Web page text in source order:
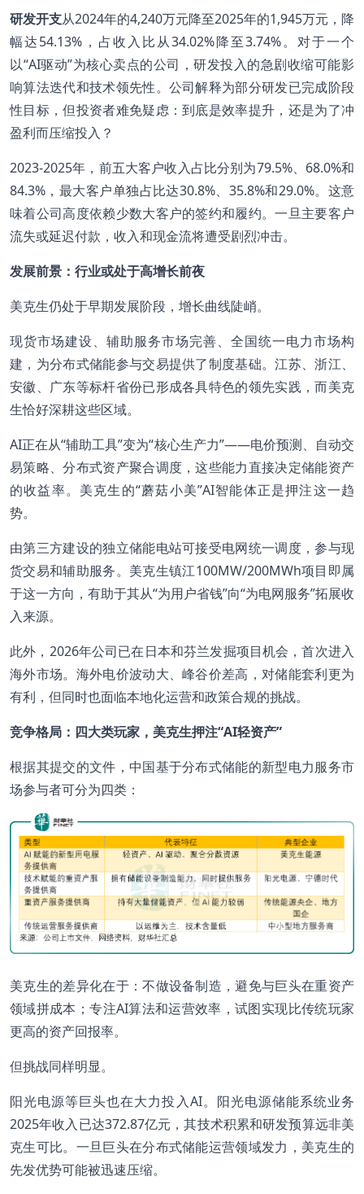
研发开支从2024年的4,240万元降至2025年的1,945万元，降
幅达54.13%，占收入比从34.02%降至3.74%。对于一个
以“AI驱动”为核心卖点的公司，研发投入的急剧收缩可能影
响算法迭代和技术领先性。公司解释为部分研发已完成阶段
性目标，但投资者难免疑虑：到底是效率提升，还是为了冲
盈利而压缩投入？
2023-2025年，前五大客户收入占比分别为79.5%、68.0%和
84.3%，最大客户单独占比达30.8%、35.8%和29.0%。这意
味着公司高度依赖少数大客户的签约和履约。一旦主要客户
流失或延迟付款，收入和现金流将遭受剧烈冲击。
发展前景：行业或处于高增长前夜
美克生仍处于早期发展阶段，增长曲线陡峭。
现货市场建设、辅助服务市场完善、全国统一电力市场构
建，为分布式储能参与交易提供了制度基础。江苏、浙江、
安徽、广东等标杆省份已形成各具特色的领先实践，而美克
生恰好深耕这些区域。
AI正在从“辅助工具”变为“核心生产力”——电价预测、自动交
易策略、分布式资产聚合调度，这些能力直接决定储能资产
的收益率。美克生的“蘑菇小美”AI智能体正是押注这一趋
势。
由第三方建设的独立储能电站可接受电网统一调度，参与现
货交易和辅助服务。美克生镇江100MW/200MWh项目即属
于这一方向，有助于其从“为用户省钱”向“为电网服务”拓展收
入来源。
此外，2026年公司已在日本和芬兰发掘项目机会，首次进入
海外市场。海外电价波动大、峰谷价差高，对储能套利更为
有利，但同时也面临本地化运营和政策合规的挑战。
竞争格局：四大类玩家，美克生押注“AI轻资产”
根据其提交的文件，中国基于分布式储能的新型电力服务市
场参与者可分为四类：
美克生的差异化在于：不做设备制造，避免与巨头在重资产
领域拼成本；专注AI算法和运营效率，试图实现比传统玩家
更高的资产回报率。
但挑战同样明显。
阳光电源等巨头也在大力投入AI。阳光电源储能系统业务
2025年收入已达372.87亿元，其技术积累和研发预算远非美
克生可比。一旦巨头在分布式储能运营领域发力，美克生的
先发优势可能被迅速压缩。